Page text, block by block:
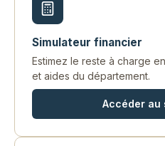
Simulateur financier
Estimez le reste à charge
et aides du département.
Accéder au